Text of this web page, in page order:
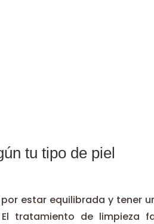
tu tipo de piel
estar equilibrada y tener
tratamiento de limpieza